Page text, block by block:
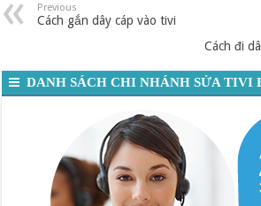
Previous
Cách gắn dây cáp vào tivi
Cách đi
DANH SÁCH CHI NHÁNH SỬA TIVI